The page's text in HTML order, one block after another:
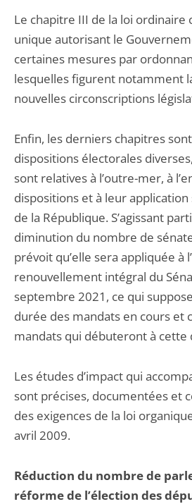
Le chapitre III de la loi
unique autorisant le
certaines mesures par
lesquelles figurent notamment
nouvelles circonscriptions
Enfin, les derniers chapitres
dispositions électorales
sont relatives à l’outre-mer, à
dispositions et à leur
de la République. S’agissant
diminution du nombre de
prévoit qu’elle sera appliquée à
renouvellement intégral du
septembre 2021, ce qui
durée des mandats en cours et
mandats qui débuteront à cette
Les études d’impact qui
sont précises, documentées et
des exigences de la loi
avril 2009.
Réduction du nombre de
réforme de l’élection des